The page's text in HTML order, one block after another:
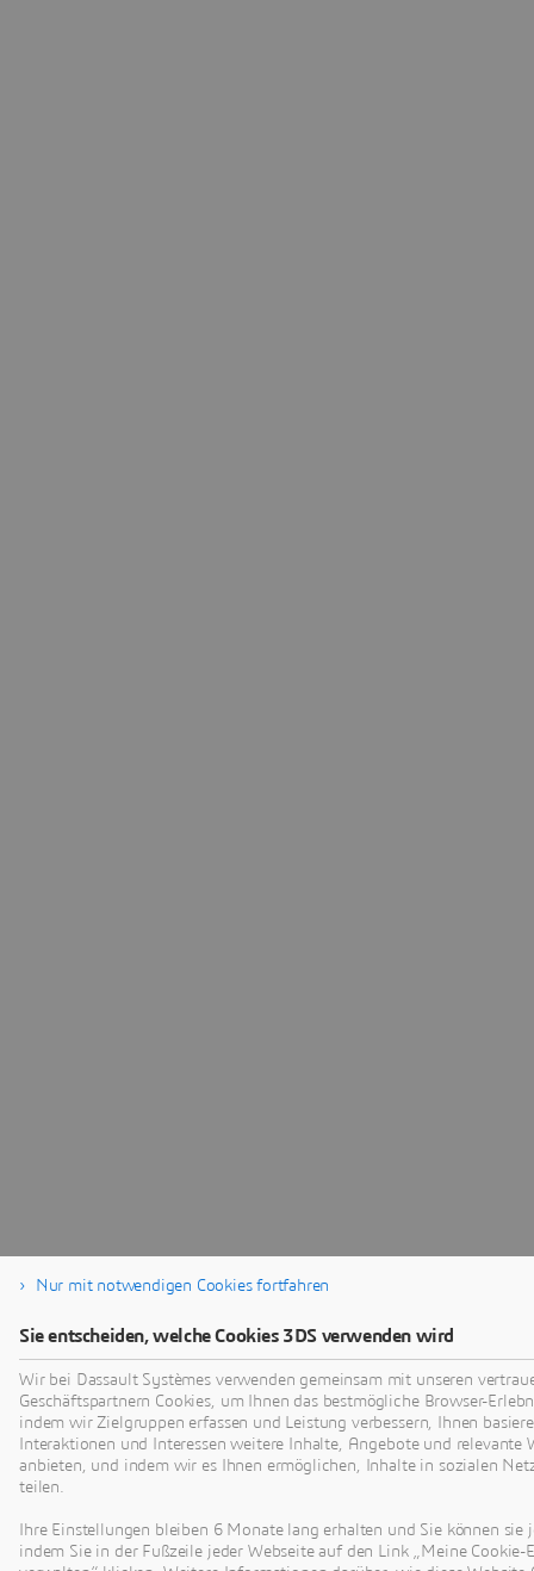
Nur mit notwendigen Cookies fortfahren
Sie entscheiden, welche Cookies 3DS verwenden wird
Wir bei Dassault Systèmes verwenden gemeinsam mit unseren
Geschäftspartnern Cookies, um Ihnen das bestmögliche Browser-
indem wir Zielgruppen erfassen und Leistung verbessern, Ihnen
Interaktionen und Interessen weitere Inhalte, Angebote und relevante
anbieten, und indem wir es Ihnen ermöglichen, Inhalte in sozialen
teilen.
Ihre Einstellungen bleiben 6 Monate lang erhalten und Sie können sie
indem Sie in der Fußzeile jeder Webseite auf den Link „Meine Cookie-